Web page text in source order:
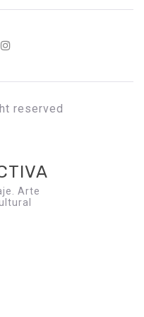
reserved
Arte